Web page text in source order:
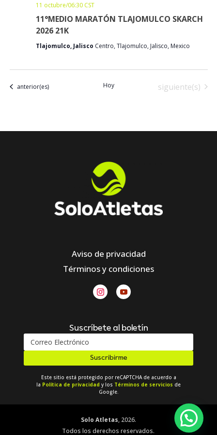
11°MEDIO MARATÓN TLAJOMULCO SKARCH
2026 21K
11 octubre/06:30 CST
Tlajomulco, Jalisco Centro, Tlajomulco, Jalisco, Mexico
Eventos
anterior(es) Hoy Eventos
siguiente(s)
Aviso de privacidad
Términos y condiciones
Suscríbete al boletín
Suscribirme
Este sitio está protegido por reCAPTCHA de acuerdo a
la Política de privacidad y los Términos de servicios de
Google.
Solo Atletas, 2026.
Todos los derechos reservados.